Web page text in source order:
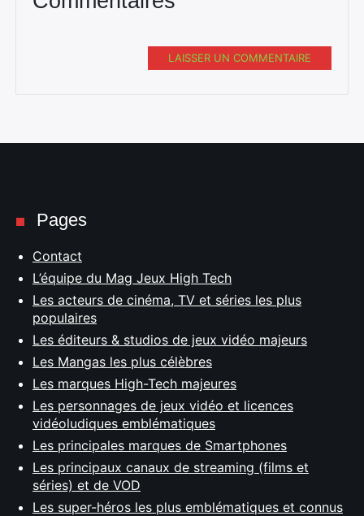
LAISSER UN COMMENTAIRE
Pages
Contact
L’équipe du Mag Jeux High Tech
Les acteurs de cinéma, TV et séries les plus
populaires
Les éditeurs & studios de jeux vidéo majeurs
Les Mangas les plus célèbres
Les marques High-Tech majeures
Les personnages de jeux vidéo et licences
vidéoludiques emblématiques
Les principales marques de Smartphones
Les principaux canaux de streaming (films et
séries) et de VOD
Les super-héros les plus emblématiques et connus